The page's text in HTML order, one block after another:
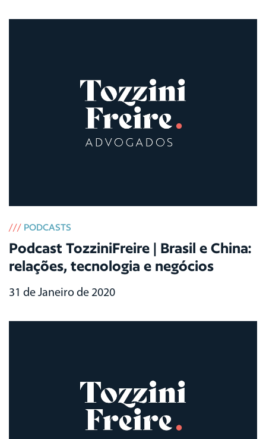
/// PODCASTS
Podcast TozziniFreire | Brasil e China:
relações, tecnologia e negócios
31 de Janeiro de 2020